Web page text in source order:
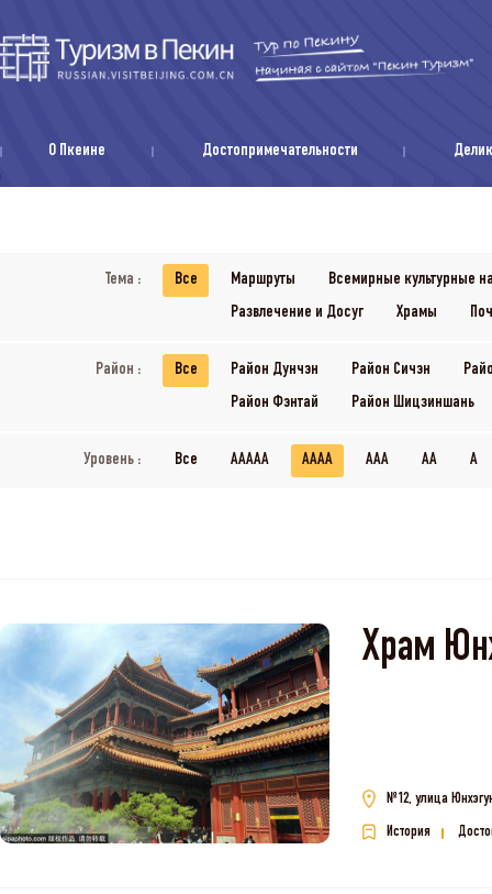
О Пкеине Достопримечательности
Тема : Все Маршруты
Всемирные культурные
Развлечение и Досуг
Храмы
Район : Все Район Дунчэн Район Сичэн
Район Фэнтай
Район Шицзиншань
Уровень : Все AAAAA AAAA AAA AA A
Храм
№12, улица
История